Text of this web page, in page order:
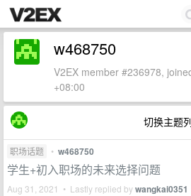
w468750
V2EX member #236978,
+08:00
切换主题
职场话题 • w468750
学生+初入职场的未来选择问题
Aug 31, 2021 • Lastly replied bywangkai0351